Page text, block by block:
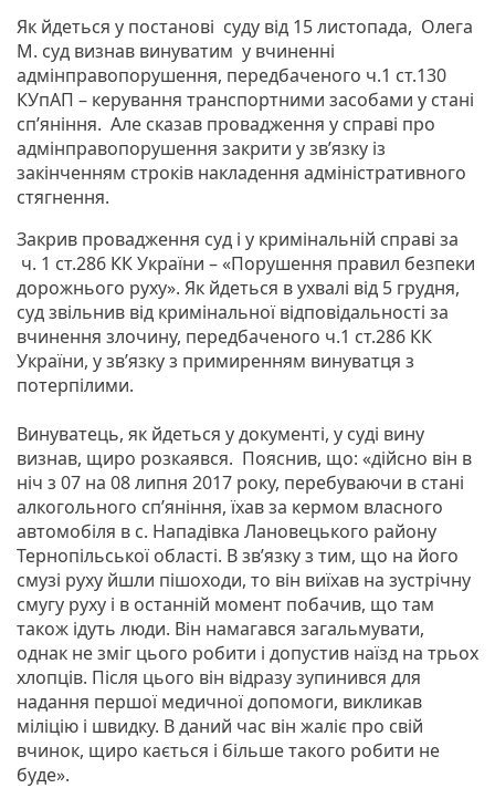
Як йдеться у постанові суду від 15 листопада, Олега
М. суд визнав винуватим у вчиненні
адмінправопорушення, передбаченого ч.1 ст.130
КУпАП – керування транспортними засобами у стані
сп’яніння. Але сказав провадження у справі про
адмінправопорушення закрити у зв’язку із
закінченням строків накладення адміністративного
стягнення.
Закрив провадження суд і у кримінальній справі за
ч. 1 ст.286 КК України – «Порушення правил безпеки
дорожнього руху». Як йдеться в ухвалі від 5 грудня,
суд звільнив від кримінальної відповідальності за
вчинення злочину, передбаченого ч.1 ст.286 КК
України, у зв’язку з примиренням винуватця з
потерпілими.
Винуватець, як йдеться у документі, у суді вину
визнав, щиро розкаявся. Пояснив, що: «дійсно він в
ніч з 07 на 08 липня 2017 року, перебуваючи в стані
алкогольного сп’яніння, їхав за кермом власного
автомобіля в с. Нападівка Лановецького району
Тернопільської області. В зв’язку з тим, що на його
смузі руху йшли пішоходи, то він виїхав на зустрічну
смугу руху і в останній момент побачив, що там
також ідуть люди. Він намагався загальмувати,
однак не зміг цього робити і допустив наїзд на трьох
хлопців. Після цього він відразу зупинився для
надання першої медичної допомоги, викликав
міліцію і швидку. В даний час він жаліє про свій
вчинок, щиро кається і більше такого робити не
буде».